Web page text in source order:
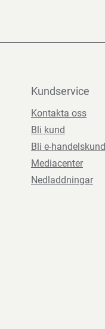
Kundservice
Kontakta oss
Bli kund
Bli e-handelskund
Mediacenter
Nedladdningar